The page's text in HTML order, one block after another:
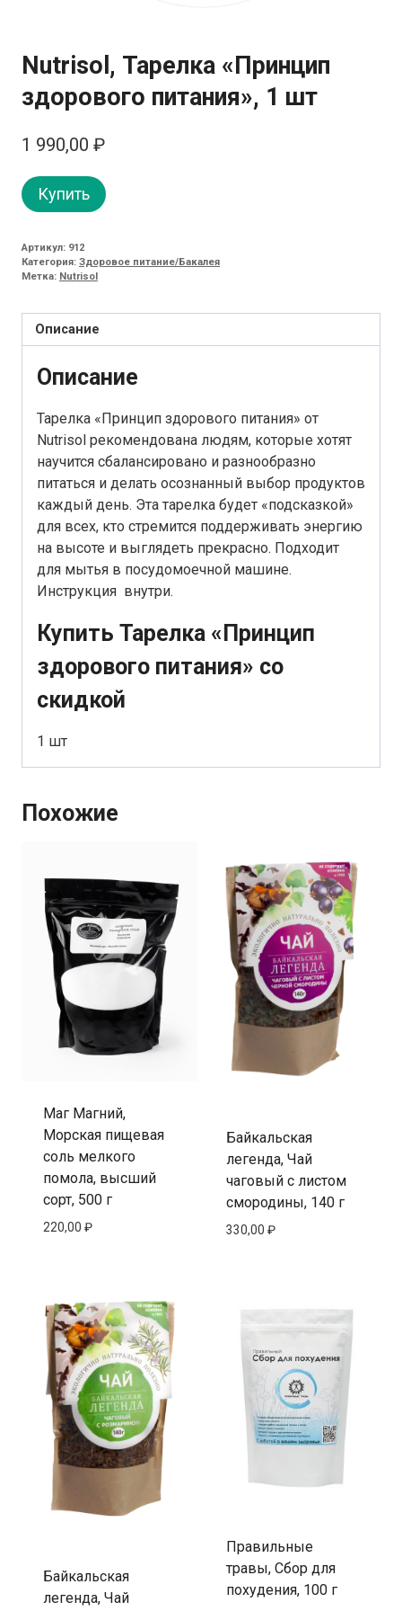
Nutrisol, Тарелка «Принцип
здорового питания», 1 шт
1 990,00 ₽
Купить
Артикул: 912
Категория: Здоровое питание/Бакалея
Метка: Nutrisol
Описание
Описание
Тарелка «Принцип здорового питания» от
Nutrisol рекомендована людям, которые хотят
научится сбалансировано и разнообразно
питаться и делать осознанный выбор продуктов
каждый день. Эта тарелка будет «подсказкой»
для всех, кто стремится поддерживать энергию
на высоте и выглядеть прекрасно. Подходит
для мытья в посудомоечной машине.
Инструкция внутри.
Купить Тарелка «Принцип
здорового питания» со
скидкой
1 шт
Похожие
Маг Магний,
Морская пищевая
соль мелкого
помола, высший
сорт, 500 г
220,00 ₽
Байкальская
легенда, Чай
чаговый с листом
смородины, 140 г
330,00 ₽
Байкальская
легенда, Чай
Правильные
травы, Сбор для
похудения, 100 г